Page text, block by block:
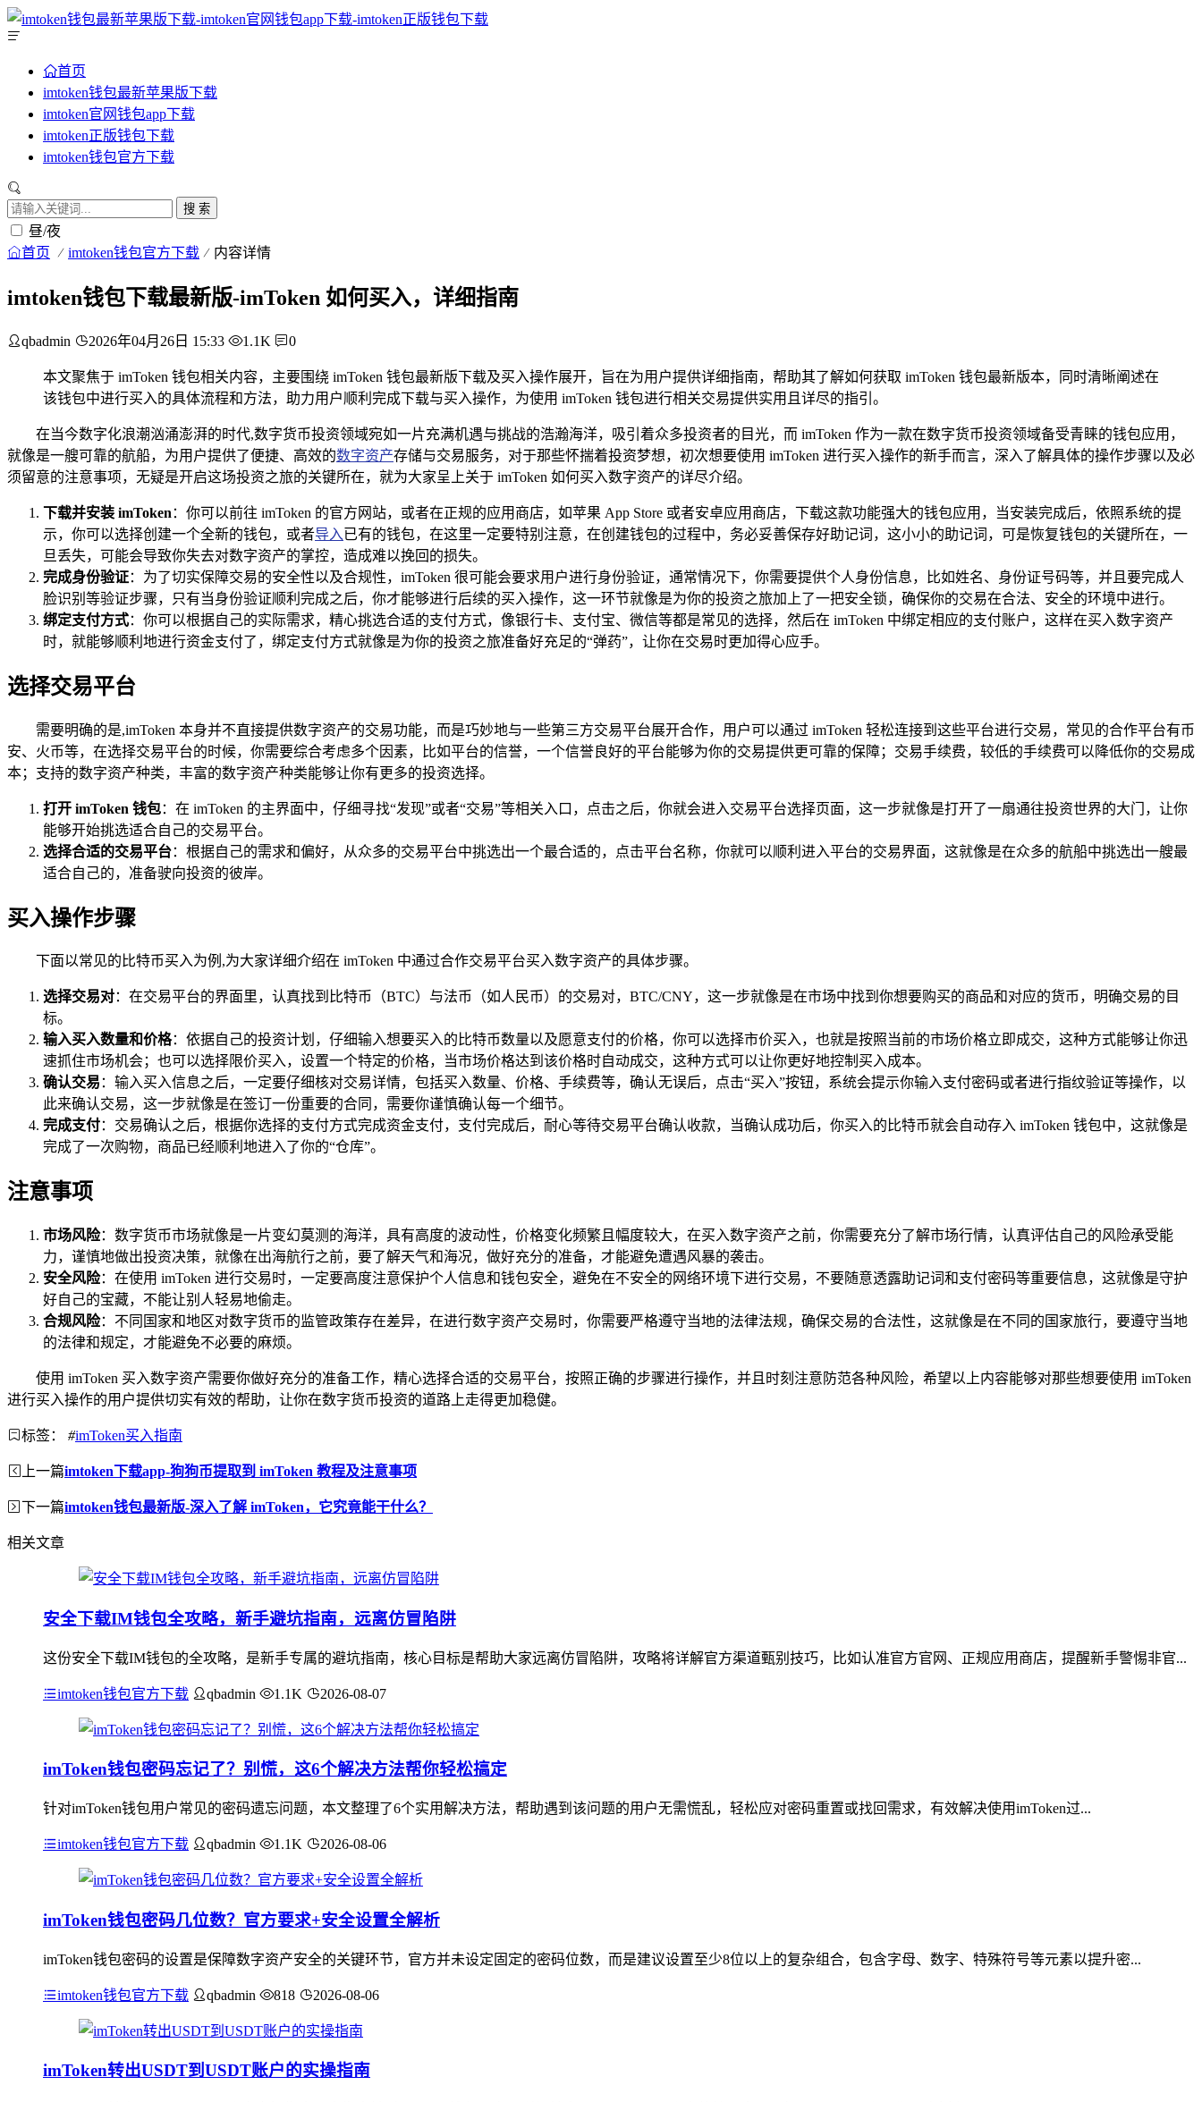
首页
imtoken钱包最新苹果版下载
imtoken官网钱包app下载
imtoken正版钱包下载
imtoken钱包官方下载
搜 索
昼/夜
首页 imtoken钱包官方下载 内容详情
imtoken钱包下载最新版-imToken 如何买入，详细指南
qbadmin 2026年04月26日 15:33 1.1K 0
本文聚焦于 imToken 钱包相关内容，主要围绕 imToken 钱包最新版下载及买入操作展开，旨在为用户提供详细指南，帮助其了解如何获取 imToken 钱包最新版本，同时清晰阐述在
该钱包中进行买入的具体流程和方法，助力用户顺利完成下载与买入操作，为使用 imToken 钱包进行相关交易提供实用且详尽的指引。
在当今数字化浪潮汹涌澎湃的时代,数字货币投资领域宛如一片充满机遇与挑战的浩瀚海洋，吸引着众多投资者的目光，而 imToken 作为一款在数字货币投资领域备受青睐的钱包应用，
就像是一艘可靠的航船，为用户提供了便捷、高效的数字资产存储与交易服务，对于那些怀揣着投资梦想，初次想要使用 imToken 进行买入操作的新手而言，深入了解具体的操作步骤以及必
须留意的注意事项，无疑是开启这场投资之旅的关键所在，就为大家呈上关于 imToken 如何买入数字资产的详尽介绍。
下载并安装 imToken ：你可以前往 imToken 的官方网站，或者在正规的应用商店，如苹果 App Store 或者安卓应用商店，下载这款功能强大的钱包应用，当安装完成后，依照系统的提
示，你可以选择创建一个全新的钱包，或者导入已有的钱包，在这里一定要特别注意，在创建钱包的过程中，务必妥善保存好助记词，这小小的助记词，可是恢复钱包的关键所在，一
旦丢失，可能会导致你失去对数字资产的掌控，造成难以挽回的损失。
完成身份验证：为了切实保障交易的安全性以及合规性，imToken 很可能会要求用户进行身份验证，通常情况下，你需要提供个人身份信息，比如姓名、身份证号码等，并且要完成人
脸识别等验证步骤，只有当身份验证顺利完成之后，你才能够进行后续的买入操作，这一环节就像是为你的投资之旅加上了一把安全锁，确保你的交易在合法、安全的环境中进行。
绑定支付方式：你可以根据自己的实际需求，精心挑选合适的支付方式，像银行卡、支付宝、微信等都是常见的选择，然后在 imToken 中绑定相应的支付账户，这样在买入数字资产
时，就能够顺利地进行资金支付了，绑定支付方式就像是为你的投资之旅准备好充足的“弹药”，让你在交易时更加得心应手。
选择交易平台
需要明确的是,imToken 本身并不直接提供数字资产的交易功能，而是巧妙地与一些第三方交易平台展开合作，用户可以通过 imToken 轻松连接到这些平台进行交易，常见的合作平台有币
安、火币等，在选择交易平台的时候，你需要综合考虑多个因素，比如平台的信誉，一个信誉良好的平台能够为你的交易提供更可靠的保障；交易手续费，较低的手续费可以降低你的交易成
本；支持的数字资产种类，丰富的数字资产种类能够让你有更多的投资选择。
打开 imToken 钱包：在 imToken 的主界面中，仔细寻找“发现”或者“交易”等相关入口，点击之后，你就会进入交易平台选择页面，这一步就像是打开了一扇通往投资世界的大门，让你
能够开始挑选适合自己的交易平台。
选择合适的交易平台：根据自己的需求和偏好，从众多的交易平台中挑选出一个最合适的，点击平台名称，你就可以顺利进入平台的交易界面，这就像是在众多的航船中挑选出一艘最
适合自己的，准备驶向投资的彼岸。
买入操作步骤
下面以常见的比特币买入为例,为大家详细介绍在 imToken 中通过合作交易平台买入数字资产的具体步骤。
选择交易对：在交易平台的界面里，认真找到比特币（BTC）与法币（如人民币）的交易对，BTC/CNY，这一步就像是在市场中找到你想要购买的商品和对应的货币，明确交易的目
标。
输入买入数量和价格：依据自己的投资计划，仔细输入想要买入的比特币数量以及愿意支付的价格，你可以选择市价买入，也就是按照当前的市场价格立即成交，这种方式能够让你迅
速抓住市场机会；也可以选择限价买入，设置一个特定的价格，当市场价格达到该价格时自动成交，这种方式可以让你更好地控制买入成本。
确认交易 ：输入买入信息之后，一定要仔细核对交易详情，包括买入数量、价格、手续费等，确认无误后，点击“买入”按钮，系统会提示你输入支付密码或者进行指纹验证等操作，以
此来确认交易，这一步就像是在签订一份重要的合同，需要你谨慎确认每一个细节。
完成支付：交易确认之后，根据你选择的支付方式完成资金支付，支付完成后，耐心等待交易平台确认收款，当确认成功后，你买入的比特币就会自动存入 imToken 钱包中，这就像是
完成了一次购物，商品已经顺利地进入了你的“仓库”。
注意事项
市场风险：数字货币市场就像是一片变幻莫测的海洋，具有高度的波动性，价格变化频繁且幅度较大，在买入数字资产之前，你需要充分了解市场行情，认真评估自己的风险承受能
力，谨慎地做出投资决策，就像在出海航行之前，要了解天气和海况，做好充分的准备，才能避免遭遇风暴的袭击。
安全风险：在使用 imToken 进行交易时，一定要高度注意保护个人信息和钱包安全，避免在不安全的网络环境下进行交易，不要随意透露助记词和支付密码等重要信息，这就像是守护
好自己的宝藏，不能让别人轻易地偷走。
合规风险：不同国家和地区对数字货币的监管政策存在差异，在进行数字资产交易时，你需要严格遵守当地的法律法规，确保交易的合法性，这就像是在不同的国家旅行，要遵守当地
的法律和规定，才能避免不必要的麻烦。
使用 imToken 买入数字资产需要你做好充分的准备工作，精心选择合适的交易平台，按照正确的步骤进行操作，并且时刻注意防范各种风险，希望以上内容能够对那些想要使用 imToken
进行买入操作的用户提供切实有效的帮助，让你在数字货币投资的道路上走得更加稳健。
标签： #imToken买入指南
上一篇imtoken下载app-狗狗币提取到 imToken 教程及注意事项
下一篇imtoken钱包最新版-深入了解 imToken，它究竟能干什么？
相关文章
安全下载IM钱包全攻略，新手避坑指南，远离仿冒陷阱
这份安全下载IM钱包的全攻略，是新手专属的避坑指南，核心目标是帮助大家远离仿冒陷阱，攻略将详解官方渠道甄别技巧，比如认准官方官网、正规应用商店，提醒新手警惕非官...
imtoken钱包官方下载 qbadmin 1.1K 2026-08-07
imToken钱包密码忘记了？别慌，这6个解决方法帮你轻松搞定
针对imToken钱包用户常见的密码遗忘问题，本文整理了6个实用解决方法，帮助遇到该问题的用户无需慌乱，轻松应对密码重置或找回需求，有效解决使用imToken过...
imtoken钱包官方下载 qbadmin 1.1K 2026-08-06
imToken钱包密码几位数？官方要求+安全设置全解析
imToken钱包密码的设置是保障数字资产安全的关键环节，官方并未设定固定的密码位数，而是建议设置至少8位以上的复杂组合，包含字母、数字、特殊符号等元素以提升密...
imtoken钱包官方下载 qbadmin 818 2026-08-06
imToken转出USDT到USDT账户的实操指南